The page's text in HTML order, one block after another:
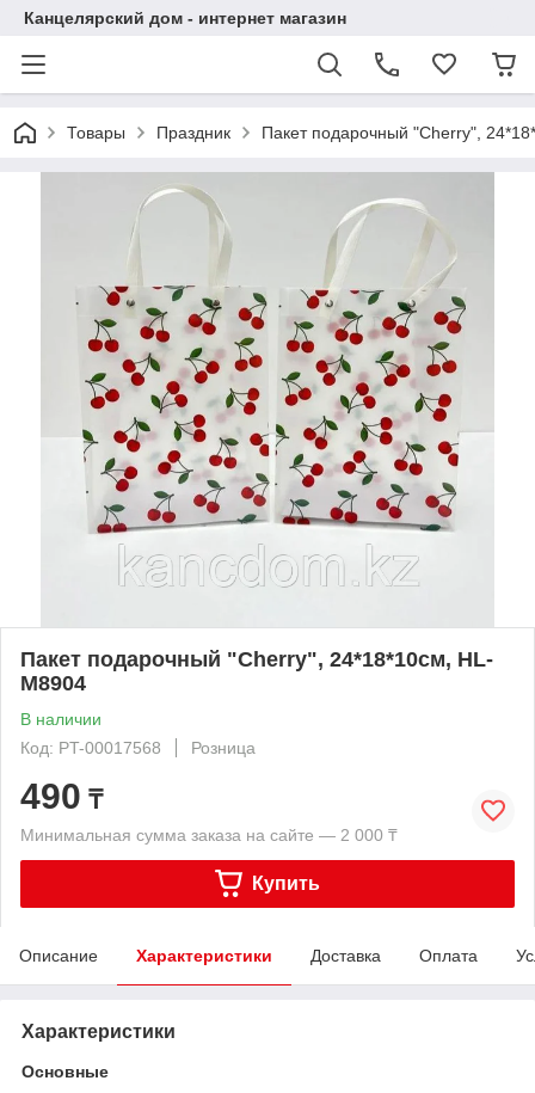
Канцелярский дом - интернет магазин
Товары Праздник Пакет подарочный "Cherry",
Пакет подарочный "Cherry", 24*18*10см, HL-
M8904
В наличии
Код: PT-00017568
Розница
490 ₸
Минимальная сумма заказа на сайте — 2 000 ₸
Купить
Описание Характеристики Доставка Оплата
Характеристики
Основные